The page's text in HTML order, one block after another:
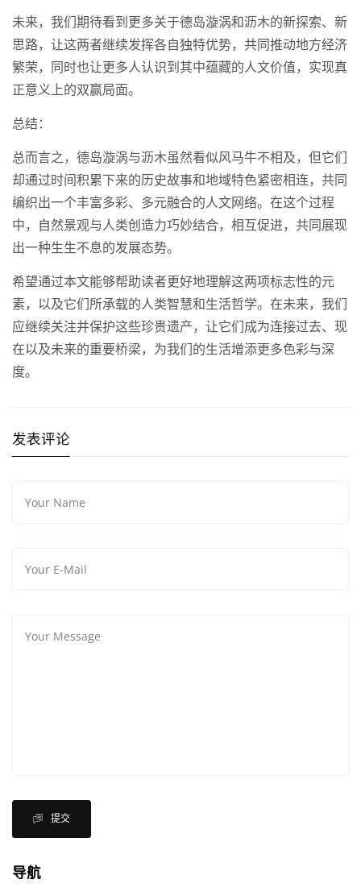
未来，我们期待看到更多关于德岛漩涡和沥木的新探索、新
思路，让这两者继续发挥各自独特优势，共同推动地方经济
繁荣，同时也让更多人认识到其中蕴藏的人文价值，实现真
正意义上的双赢局面。
总结：
总而言之，德岛漩涡与沥木虽然看似风马牛不相及，但它们
却通过时间积累下来的历史故事和地域特色紧密相连，共同
编织出一个丰富多彩、多元融合的人文网络。在这个过程
中，自然景观与人类创造力巧妙结合，相互促进，共同展现
出一种生生不息的发展态势。
希望通过本文能够帮助读者更好地理解这两项标志性的元
素，以及它们所承载的人类智慧和生活哲学。在未来，我们
应继续关注并保护这些珍贵遗产，让它们成为连接过去、现
在以及未来的重要桥梁，为我们的生活增添更多色彩与深
度。
发表评论
提交
导航